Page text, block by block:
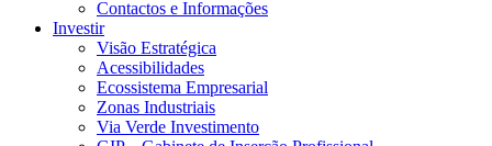
Contactos e Informações
Investir
Visão Estratégica
Acessibilidades
Ecossistema Empresarial
Zonas Industriais
Via Verde Investimento